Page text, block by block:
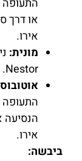
אירו.
מונית:
Nestor. מחיר הנסיעה הוא כ-70 אירו.
התעופה
אירו.
ביבשה: